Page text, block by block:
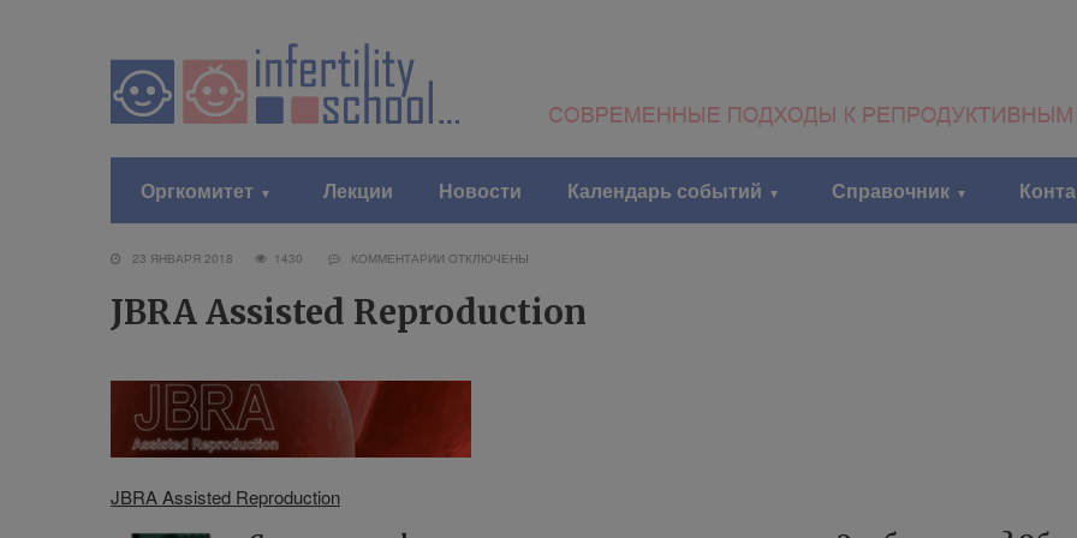
Оргкомитет Лекции Новости Календарь событий Справочник
23 ЯНВАРЯ 2018 1430 КОММЕНТАРИИ ОТКЛЮЧЕНЫ
JBRA Assisted Reproduction
JBRA Assisted Reproduction